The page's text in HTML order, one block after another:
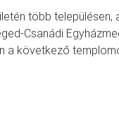
több
Csanádi
a következő